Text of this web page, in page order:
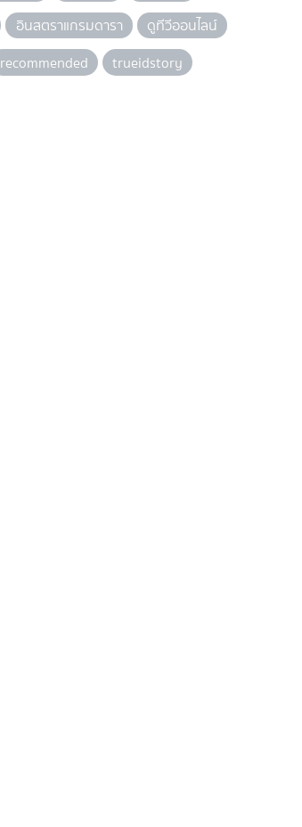
อินสตราแกรมดารา
ดูทีวีออนไลน์
recommended trueidstory